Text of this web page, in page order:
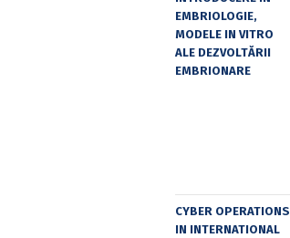
EMBRIOLOGIE,
MODELE IN VITRO
ALE DEZVOLTĂRII
EMBRIONARE
CYBER OPERATIONS
IN INTERNATIONAL